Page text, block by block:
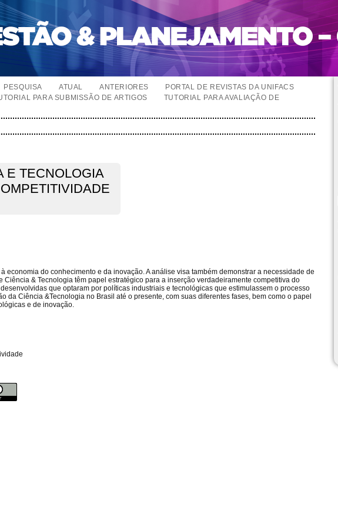
PESQUISA ATUAL ANTERIORES
PORTAL DE REVISTAS DA UNIFACS
PARA SUBMISSÃO DE ARTIGOS
TUTORIAL PARA AVALIAÇÃO DE
E TECNOLOGIA
economia do conhecimento e da inovação. A análise visa também demonstrar a necessidade de
& Tecnologia têm papel estratégico para a inserção verdadeiramente competitiva do
que optaram por políticas industriais e tecnológicas que estimulassem o processo
da Ciência &Tecnologia no Brasil até o presente, com suas diferentes fases, bem como o papel
e de inovação.